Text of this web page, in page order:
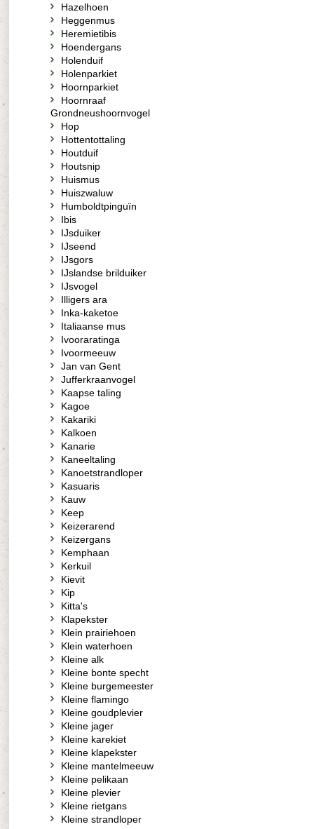
Hazelhoen
Heggenmus
Heremietibis
Hoendergans
Holenduif
Holenparkiet
Hoornparkiet
Hoornraaf
Grondneushoornvogel
Hop
Hottentottaling
Houtduif
Houtsnip
Huismus
Huiszwaluw
Humboldtpinguïn
Ibis
IJsduiker
IJseend
IJsgors
IJslandse brilduiker
IJsvogel
Illigers ara
Inka-kaketoe
Italiaanse mus
Ivooraratinga
Ivoormeeuw
Jan van Gent
Jufferkraanvogel
Kaapse taling
Kagoe
Kakariki
Kalkoen
Kanarie
Kaneeltaling
Kanoetstrandloper
Kasuaris
Kauw
Keep
Keizerarend
Keizergans
Kemphaan
Kerkuil
Kievit
Kip
Kitta's
Klapekster
Klein prairiehoen
Klein waterhoen
Kleine alk
Kleine bonte specht
Kleine burgemeester
Kleine flamingo
Kleine goudplevier
Kleine jager
Kleine karekiet
Kleine klapekster
Kleine mantelmeeuw
Kleine pelikaan
Kleine plevier
Kleine rietgans
Kleine strandloper